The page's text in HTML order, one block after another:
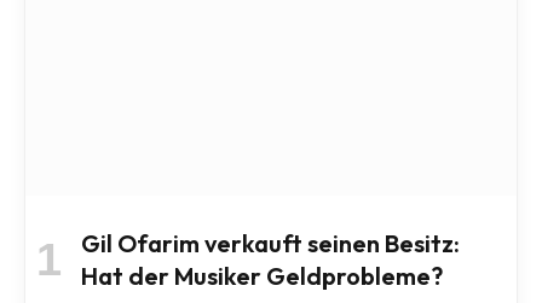
Gil Ofarim verkauft seinen Besitz:
Hat der Musiker Geldprobleme?